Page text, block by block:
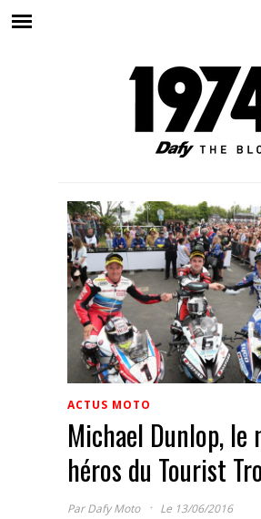
ACTUS MOTO
Michael Dunlop, le
héros du Tourist
ParDafy Moto · Le 13/06/2016